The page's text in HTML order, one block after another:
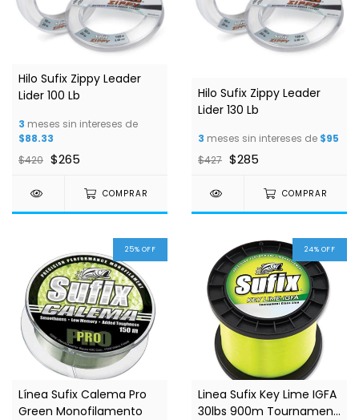
Hilo Sufix Zippy Leader
Lider 100 Lb
3 meses sin intereses de
$88.33
$420 $265
COMPRAR
Hilo Sufix Zippy Leader
Lider 130 Lb
3 meses sin intereses de $95
$427 $285
COMPRAR
25% OFF
Línea Sufix Calema Pro
Green Monofilamento
24% OFF
Linea Sufix Key Lime IGFA
30lbs 900m Tournament